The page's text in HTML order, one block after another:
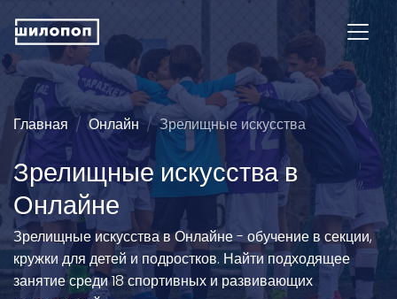
Главная Онлайн Зрелищные искусства
Зрелищные искусства в
Онлайне
Зрелищные искусства в Онлайне - обучение в секции,
кружки для детей и подростков. Найти подходящее
занятие среди 18 спортивных и развивающих